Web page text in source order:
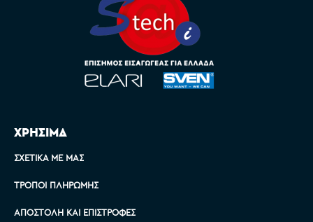
ΧΡΗΣΙΜΑ
ΣΧΕΤΙΚΆ ΜΕ ΜΑΣ
ΤΡΌΠΟΙ ΠΛΗΡΩΜΉΣ
ΑΠΟΣΤΟΛΉ ΚΑΙ ΕΠΙΣΤΡΟΦΈΣ